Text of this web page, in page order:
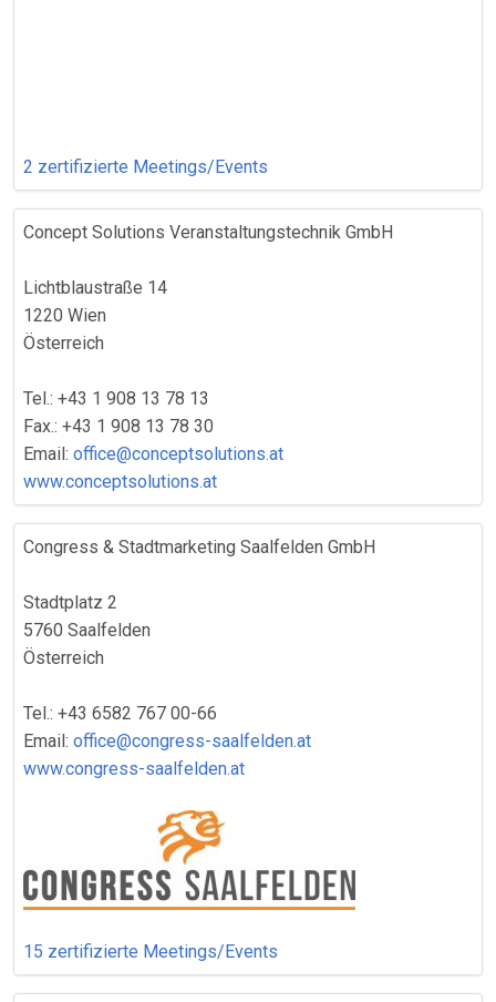
2 zertifizierte Meetings/Events
Concept Solutions Veranstaltungstechnik GmbH
Lichtblaustraße 14
1220 Wien
Österreich
Tel.: +43 1 908 13 78 13
Fax.: +43 1 908 13 78 30
Email: office@conceptsolutions.at
www.conceptsolutions.at
Congress & Stadtmarketing Saalfelden GmbH
Stadtplatz 2
5760 Saalfelden
Österreich
Tel.: +43 6582 767 00-66
Email: office@congress-saalfelden.at
www.congress-saalfelden.at
15 zertifizierte Meetings/Events